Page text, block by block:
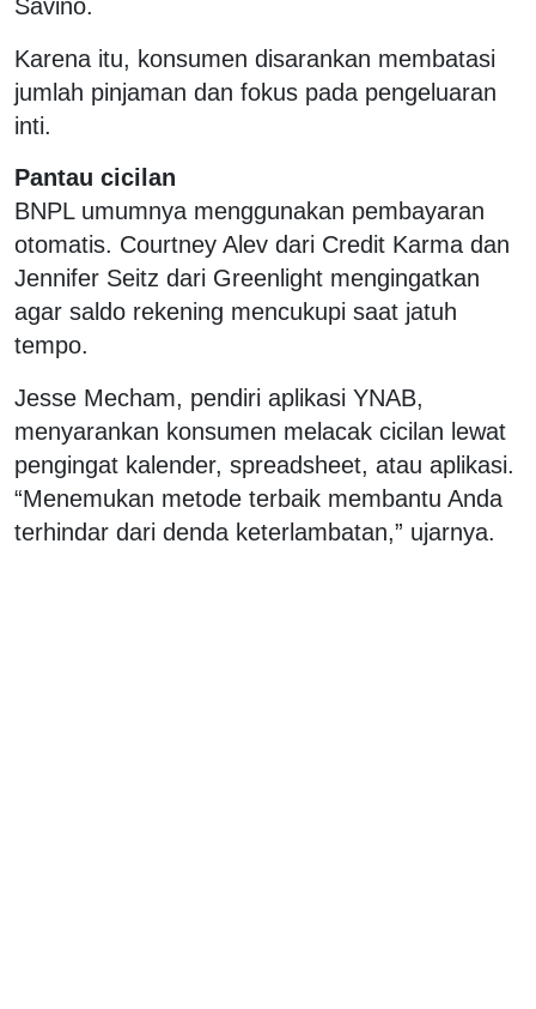
Savino.
Karena itu, konsumen disarankan membatasi
jumlah pinjaman dan fokus pada pengeluaran
inti.
Pantau cicilan
BNPL umumnya menggunakan pembayaran
otomatis. Courtney Alev dari Credit Karma dan
Jennifer Seitz dari Greenlight mengingatkan
agar saldo rekening mencukupi saat jatuh
tempo.
Jesse Mecham, pendiri aplikasi YNAB,
menyarankan konsumen melacak cicilan lewat
pengingat kalender, spreadsheet, atau aplikasi.
“Menemukan metode terbaik membantu Anda
terhindar dari denda keterlambatan,” ujarnya.